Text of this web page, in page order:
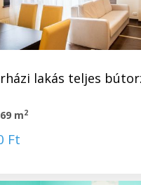
lakás teljes
69 m2
Ft